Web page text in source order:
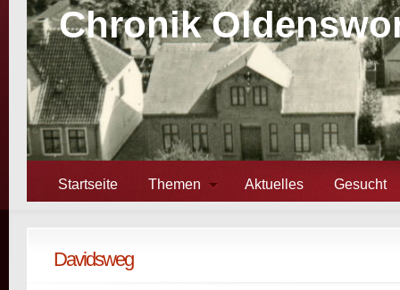
Chronik
Startseite Themen Aktuelles Gesucht
Davidsweg